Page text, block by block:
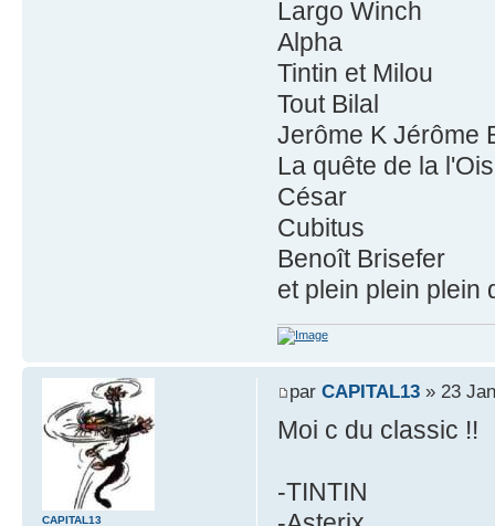
Largo Winch
Alpha
Tintin et Milou
Tout Bilal
Jerôme K Jérôme
La quête de la
César
Cubitus
Benoît Brisefer
et plein plein plein
par CAPITAL13» 23
Moi c du classic !!
-TINTIN
CAPITAL13